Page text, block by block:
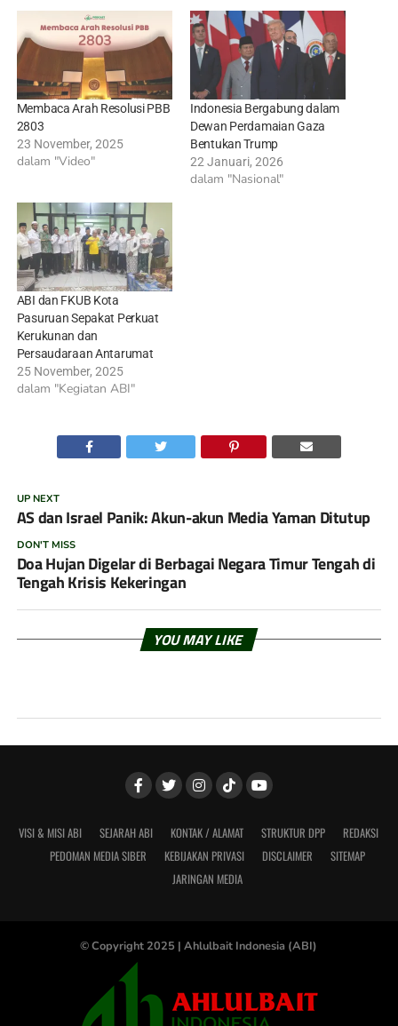
Membaca Arah Resolusi PBB
2803
23 November, 2025
dalam "Video"
Indonesia Bergabung dalam
Dewan Perdamaian Gaza
Bentukan Trump
22 Januari, 2026
dalam "Nasional"
ABI dan FKUB Kota
Pasuruan Sepakat Perkuat
Kerukunan dan
Persaudaraan Antarumat
25 November, 2025
dalam "Kegiatan ABI"
UP NEXT
AS dan Israel Panik: Akun-akun Media Yaman Ditutup
DON'T MISS
Doa Hujan Digelar di Berbagai Negara Timur Tengah di
Tengah Krisis Kekeringan
YOU MAY LIKE
VISI & MISI ABI SEJARAH ABI KONTAK / ALAMAT STRUKTUR DPP
REDAKSI
PEDOMAN MEDIA SIBER
KEBIJAKAN PRIVASI DISCLAIMER
SITEMAP
JARINGAN MEDIA
© Copyright 2025 | Ahlulbait Indonesia (ABI)